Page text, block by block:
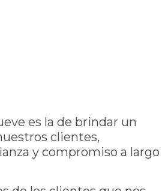
es la de brindar un
clientes,
y compromiso a largo